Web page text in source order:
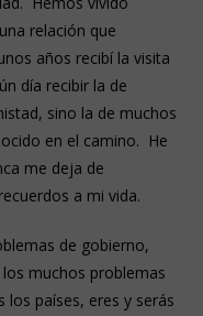
relación que
años recibí la visita
día recibir la de
sino la de muchos
en el camino. He
me deja de
a mi vida.
de gobierno,
muchos problemas
los países, eres y serás